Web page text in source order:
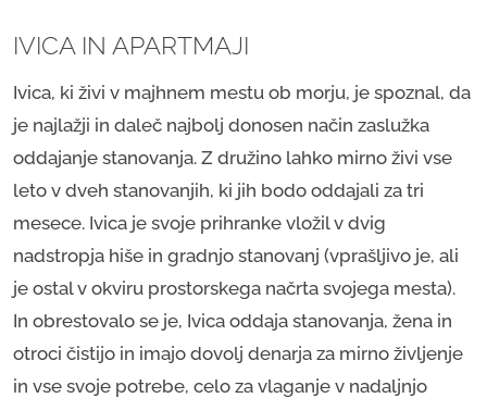
IVICA IN APARTMAJI
Ivica, ki živi v majhnem mestu ob morju, je spoznal, da
je najlažji in daleč najbolj donosen način zaslužka
oddajanje stanovanja. Z družino lahko mirno živi vse
leto v dveh stanovanjih, ki jih bodo oddajali za tri
mesece. Ivica je svoje prihranke vložil v dvig
nadstropja hiše in gradnjo stanovanj (vprašljivo je, ali
je ostal v okviru prostorskega načrta svojega mesta).
In obrestovalo se je, Ivica oddaja stanovanja, žena in
otroci čistijo in imajo dovolj denarja za mirno življenje
in vse svoje potrebe, celo za vlaganje v nadaljnjo